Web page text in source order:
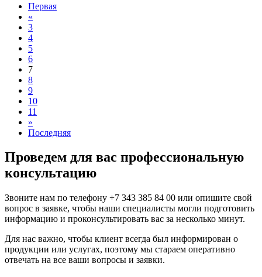
Первая
«
3
4
5
6
7
8
9
10
11
»
Последняя
Проведем для вас профессиональную
консультацию
Звоните нам по телефону +7 343 385 84 00 или опишите свой
вопрос в заявке, чтобы наши специалисты могли подготовить
информацию и проконсультировать вас за несколько минут.
Для нас важно, чтобы клиент всегда был информирован о
продукции или услугах, поэтому мы стараем оперативно
отвечать на все ваши вопросы и заявки.